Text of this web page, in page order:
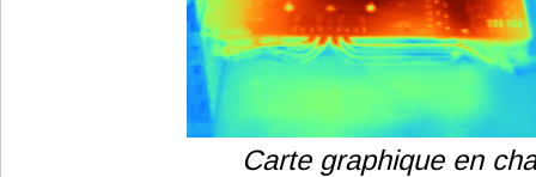
Carte graphique en